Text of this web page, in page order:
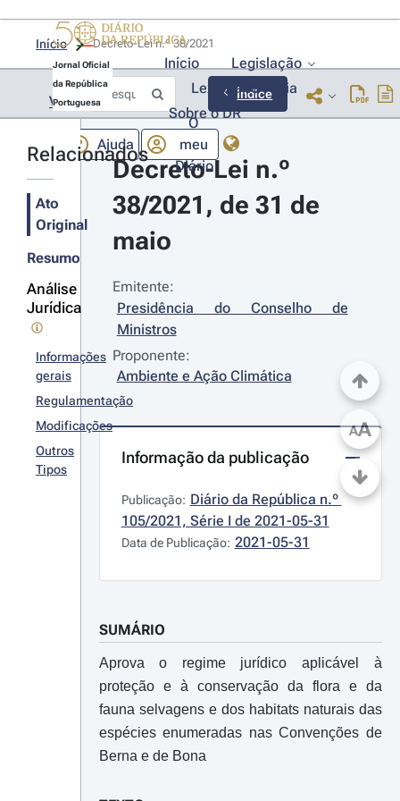
Jornal Oficial
da República
Portuguesa
Início
Legislação
Lexionário
Lia
Sobre o DR
Ajuda
O
meu
Diário
Início
Voltar Índice
Relacionados
Ato
Original
Resumo
Análise
Jurídica
Informações
gerais
Regulamentação
Modificações
Outros
Tipos
Decreto-Lei n.º
38/2021, de 31 de
maio
Emitente:
Presidência do Conselho de
Ministros
Proponente:
Ambiente e Ação Climática
Informação da publicação
Publicação: Diário da República n.º
105/2021, Série I de 2021-05-31
Data de Publicação: 2021-05-31
SUMÁRIO
Aprova o regime jurídico aplicável à
proteção e à conservação da flora e da
fauna selvagens e dos habitats naturais das
espécies enumeradas nas Convenções de
Berna e de Bona
AA